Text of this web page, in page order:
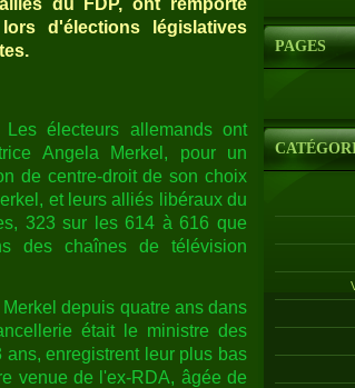
du FDP, ont remporté
d'élections législatives
électeurs allemands ont
Angela Merkel, pour un
de centre-droit de son choix
et leurs alliés libéraux du
323 sur les 614 à 616 que
des chaînes de télévision
depuis quatre ans dans
était le ministre des
ans, enregistrent leur plus bas
venue de l'ex-RDA, âgée de
PAGES